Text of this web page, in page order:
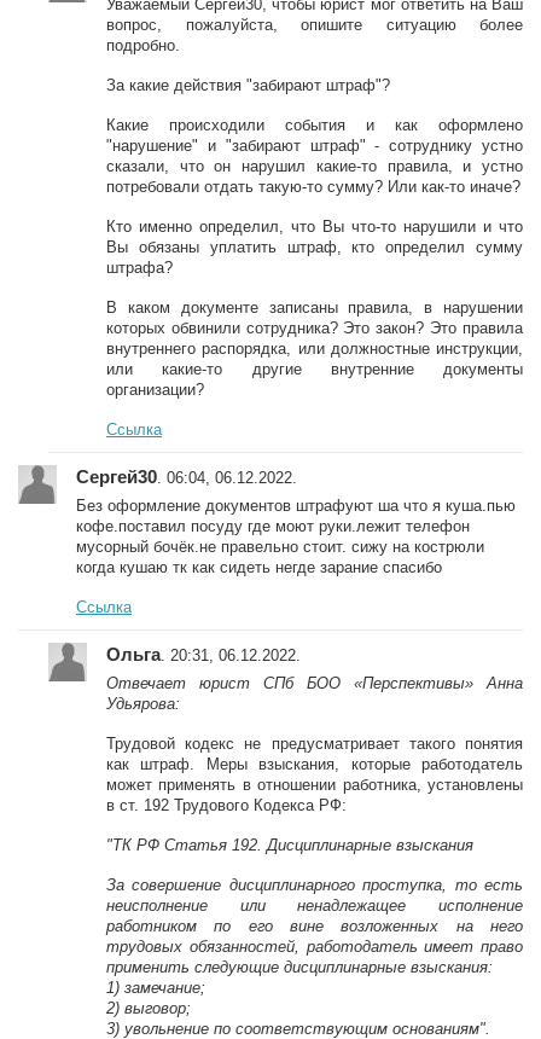
Уважаемый Сергей30, чтобы юрист мог ответить на Ваш
вопрос, пожалуйста, опишите ситуацию более
подробно.
За какие действия "забирают штраф"?
Какие происходили события и как оформлено
"нарушение" и "забирают штраф" - сотруднику устно
сказали, что он нарушил какие-то правила, и устно
потребовали отдать такую-то сумму? Или как-то иначе?
Кто именно определил, что Вы что-то нарушили и что
Вы обязаны уплатить штраф, кто определил сумму
штрафа?
В каком документе записаны правила, в нарушении
которых обвинили сотрудника? Это закон? Это правила
внутреннего распорядка, или должностные инструкции,
или какие-то другие внутренние документы
организации?
Ссылка
Сергей30 . 06:04, 06.12.2022.
Без оформление документов штрафуют ша что я куша.пью
кофе.поставил посуду где моют руки.лежит телефон
мусорный бочёк.не правельно стоит. сижу на кострюли
когда кушаю тк как сидеть негде зарание спасибо
Ссылка
Ольга. 20:31, 06.12.2022.
Отвечает юрист СПб БОО «Перспективы» Анна
Удьярова:
Трудовой кодекс не предусматривает такого понятия
как штраф. Меры взыскания, которые работодатель
может применять в отношении работника, установлены
в ст. 192 Трудового Кодекса РФ:
"ТК РФ Статья 192. Дисциплинарные взыскания
За совершение дисциплинарного проступка, то есть
неисполнение или ненадлежащее исполнение
работником по его вине возложенных на него
трудовых обязанностей, работодатель имеет право
применить следующие дисциплинарные взыскания:
1) замечание;
2) выговор;
3) увольнение по соответствующим основаниям".